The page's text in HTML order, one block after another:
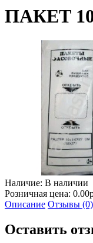
ПАКЕТ
Наличие: В наличии
Розничная цена:
Описание Отзывы (0)
Оставить